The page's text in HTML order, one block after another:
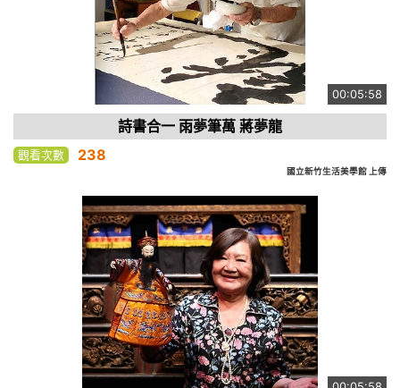
00:05:58
詩書合一 雨夢筆萬 蔣夢龍
觀看次數 238
國立新竹生活美學館 上傳